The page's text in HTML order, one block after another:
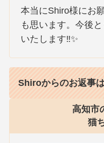
本当にShiro様にお
も思います。今後
いたします‼✨
Shiroからのお返事
高知市
猫